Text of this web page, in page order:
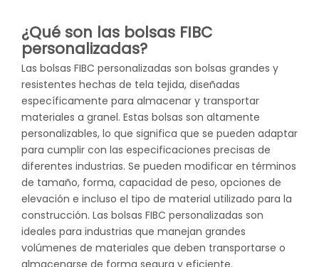
¿Qué son las bolsas FIBC
personalizadas?
Las bolsas FIBC personalizadas son bolsas grandes y
resistentes hechas de tela tejida, diseñadas
específicamente para almacenar y transportar
materiales a granel. Estas bolsas son altamente
personalizables, lo que significa que se pueden adaptar
para cumplir con las especificaciones precisas de
diferentes industrias. Se pueden modificar en términos
de tamaño, forma, capacidad de peso, opciones de
elevación e incluso el tipo de material utilizado para la
construcción. Las bolsas FIBC personalizadas son
ideales para industrias que manejan grandes
volúmenes de materiales que deben transportarse o
almacenarse de forma segura y eficiente.